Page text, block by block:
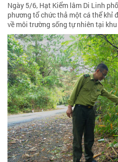
Ngày 5/6, Hạt Kiểm lâm Di Linh
phương tổ chức thả một cá thể khỉ
về môi trường sống tự nhiên tại